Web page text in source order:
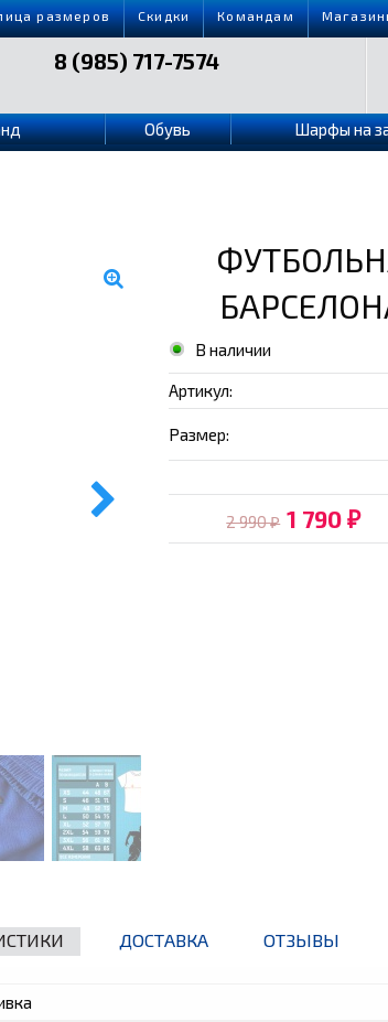
размеров Скидки Командам
8 (985) 717-7574
Обувь Шарфы на
В наличии
Артикул:
Размер:
2 990₽ 1 790₽
ДОСТАВКА ОТЗЫВЫ